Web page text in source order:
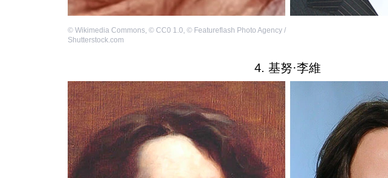
© Wikimedia Commons, © CC0 1.0, © Featureflash Photo Agency /
Shutterstock.com
4. 基努·李維